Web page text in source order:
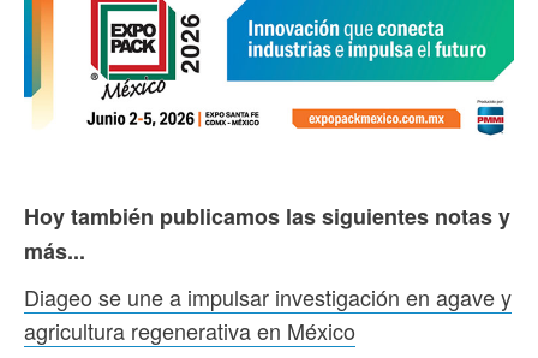
Hoy también publicamos las siguientes notas y
más...
Diageo se une a impulsar investigación en agave y
agricultura regenerativa en México